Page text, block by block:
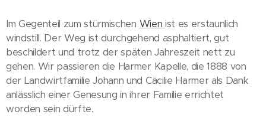
Im Gegenteil zum stürmischen Wien ist es erstaunlich
windstill. Der Weg ist durchgehend asphaltiert, gut
beschildert und trotz der späten Jahreszeit nett zu
gehen. Wir passieren die Harmer Kapelle, die 1888 von
der Landwirtfamilie Johann und Cäcilie Harmer als Dank
anlässlich einer Genesung in ihrer Familie errichtet
worden sein dürfte.